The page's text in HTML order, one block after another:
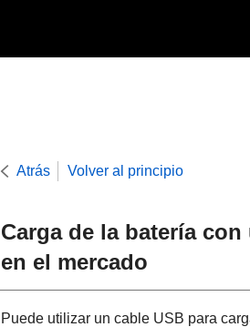
Atrás Volver al principio
Carga de la batería
en el mercado
Puede utilizar un cable USB para